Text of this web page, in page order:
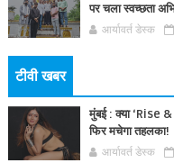
पर चला स्वच्छता
आर्यावर्त डेस्क
टीवी खबर
मुंबई : क्या ‘Rise &
फिर मचेगा तहलका!
आर्यावर्त डेस्क